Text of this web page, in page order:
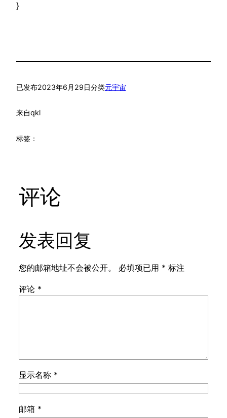
}
已发布2023年6月29日分类元宇宙
来自qkl
标签：
评论
发表回复
您的邮箱地址不会被公开。 必填项已用 * 标注
评论 *
显示名称 *
邮箱 *